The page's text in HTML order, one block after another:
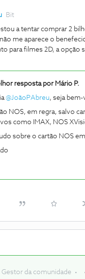
Bit
a tentar comprar 2
não me aparece o
para filmes 2D, a opção
resposta porMário P.
@JoãoPAbreu, seja
NOS, em regra, salvo
como IMAX, NOS
sobre o cartão NOS
Gestor da comunidade